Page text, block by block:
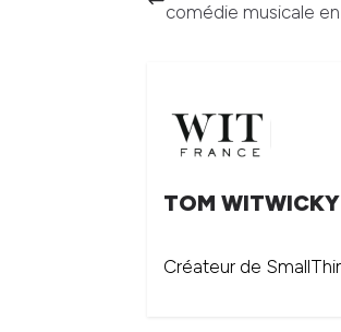
comédie musicale
TOM WITWICKY
Créateur de